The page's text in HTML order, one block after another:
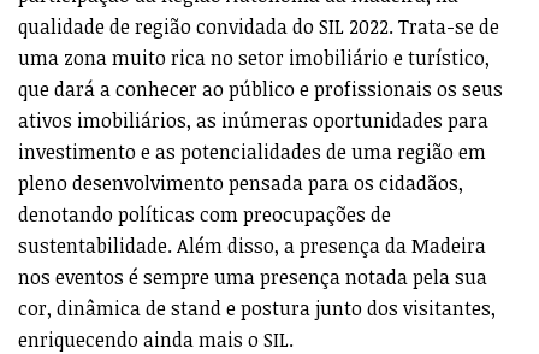
qualidade de região convidada do SIL 2022. Trata-se de
uma zona muito rica no setor imobiliário e turístico,
que dará a conhecer ao público e profissionais os seus
ativos imobiliários, as inúmeras oportunidades para
investimento e as potencialidades de uma região em
pleno desenvolvimento pensada para os cidadãos,
denotando políticas com preocupações de
sustentabilidade. Além disso, a presença da Madeira
nos eventos é sempre uma presença notada pela sua
cor, dinâmica de stand e postura junto dos visitantes,
enriquecendo ainda mais o SIL.